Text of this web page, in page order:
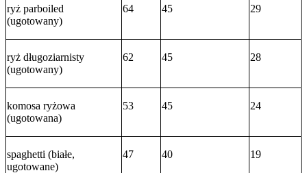
ryż parboiled
(ugotowany)
64 45 29
ryż długoziarnisty
(ugotowany)
62 45 28
komosa ryżowa
(ugotowana)
53 45 24
spaghetti (białe,
ugotowane)
47 40 19